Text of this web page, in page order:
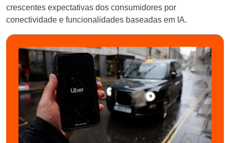
crescentes expectativas dos consumidores por
conectividade e funcionalidades baseadas em IA.